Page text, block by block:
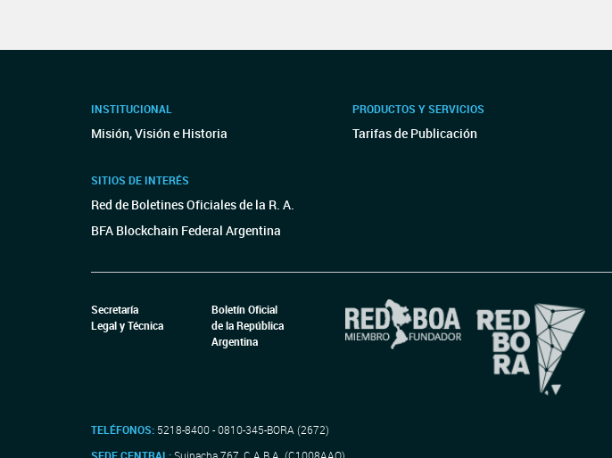
INSTITUCIONAL
Misión, Visión e Historia
SITIOS DE INTERÉS
Red de Boletines Oficiales de la R. A.
BFA Blockchain Federal Argentina
PRODUCTOS Y SERVICIOS
Tarifas de Publicación
Secretaría
Legal y Técnica
Boletín Oficial
de la República
Argentina
TELÉFONOS: 5218-8400 - 0810-345-BORA (2672)